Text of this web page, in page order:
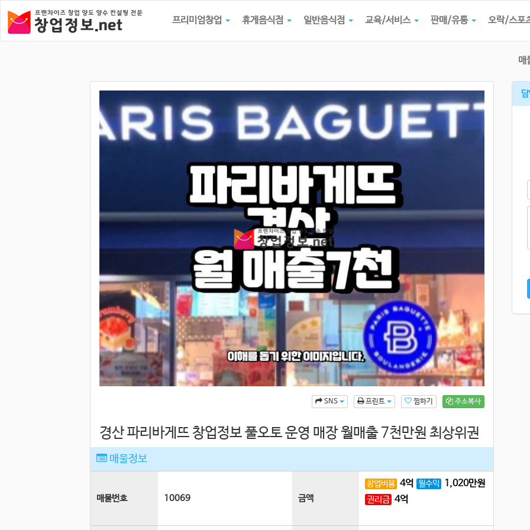
프리미엄창업 휴게음식점 일반음식점 교육/서비스 판매/유통 오락/스포
매
주소복사
찜하기
프린트
SNS
경산 파리바게뜨 창업정보 풀오토 운영 매장 월매출 7천만원 최상위권
매물정보
매물번호 10069 금액
창업비용 4억 월수익 1,020만원
권리금 4억